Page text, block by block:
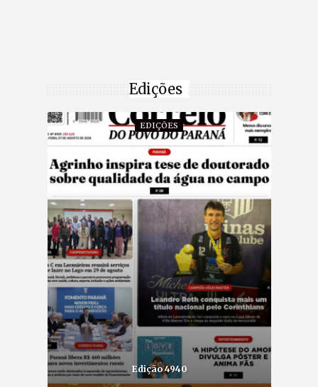
Edições
EDIÇÕES
Edição 4940